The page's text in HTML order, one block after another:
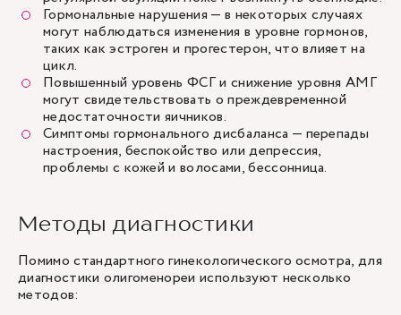
Гормональные нарушения — в некоторых случаях
могут наблюдаться изменения в уровне гормонов,
таких как эстроген и прогестерон, что влияет на
цикл.
Повышенный уровень ФСГ и снижение уровня АМГ
могут свидетельствовать о преждевременной
недостаточности яичников.
Симптомы гормонального дисбаланса — перепады
настроения, беспокойство или депрессия,
проблемы с кожей и волосами, бессонница.
Методы диагностики
Помимо стандартного гинекологического осмотра, для
диагностики олигоменореи используют несколько
методов: